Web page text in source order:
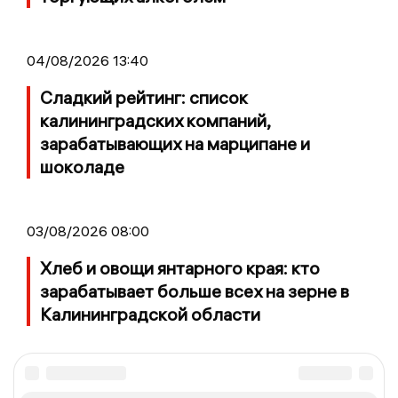
04/08/2026 13:40
Сладкий рейтинг: список
калининградских компаний,
зарабатывающих на марципане и
шоколаде
03/08/2026 08:00
Хлеб и овощи янтарного края: кто
зарабатывает больше всех на зерне в
Калининградской области